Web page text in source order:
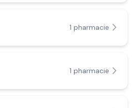
1 pharmacie
1 pharmacie